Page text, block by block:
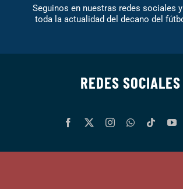
Seguinos en nuestras redes sociales
toda la actualidad del decano del
REDES SOCIALES